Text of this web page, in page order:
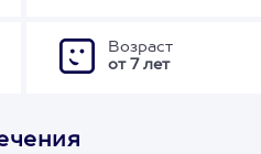
Возраст
от 7 лет